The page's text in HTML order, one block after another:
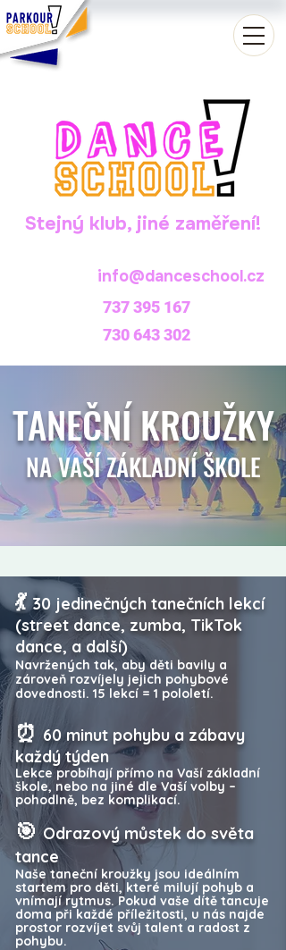
Stejný klub, jiné zaměření!
info@danceschool.cz
737 395 167
730 643 302
TANEČNÍ KROUŽKY
NA VAŠÍ ZÁKLADNÍ ŠKOLE
💃30 jedinečných tanečních lekcí
(street dance, zumba, TikTok
dance, a další)
Navržených tak, aby děti bavily a
zároveň rozvíjely jejich pohybové
dovednosti. 15 lekcí = 1 pololetí.
⏰ 60 minut pohybu a zábavy
každý týden
Lekce probíhají přímo na Vaší základní
škole, nebo na jiné dle Vaší volby –
pohodlně, bez komplikací.
🎯Odrazový můstek do světa
tance
Naše taneční kroužky jsou ideálním
startem pro děti, které milují pohyb a
vnímají rytmus. Pokud vaše dítě tancuje
doma při každé příležitosti, u nás najde
prostor rozvíjet svůj talent a radost z
pohybu.